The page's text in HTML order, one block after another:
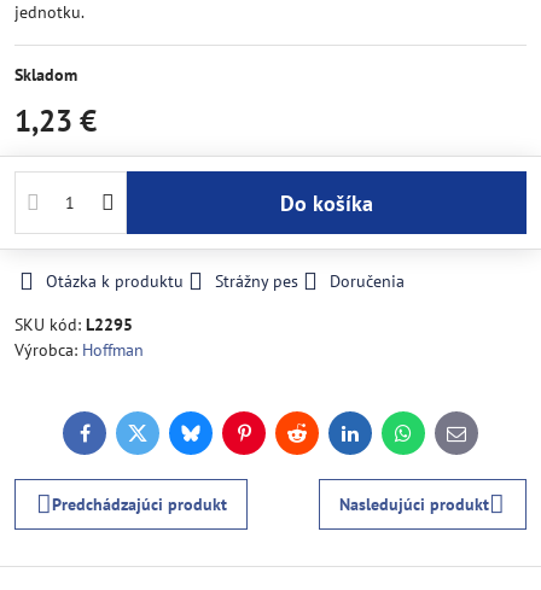
jednotku.
Skladom
1,23 €
Do košíka
Otázka k produktu Strážny pes
Doručenia
SKU kód: L2295
Výrobca: Hoffman
FacebookTwitterBlueskyPinterestReddit LinkedInWhatsApp
E-
mail
Predchádzajúci produkt Nasledujúci produkt